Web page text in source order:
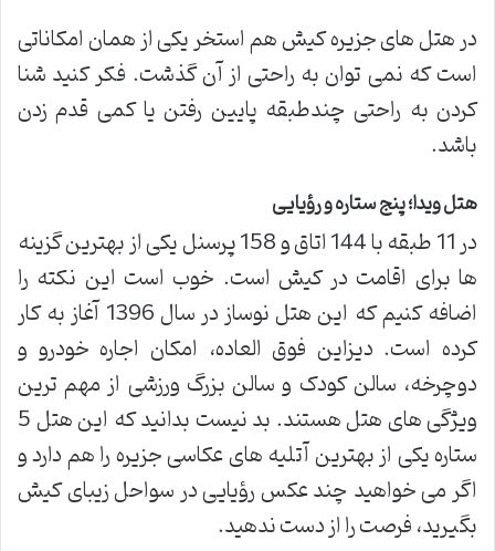
در هتل های جزیره کیش هم استخر یکی از همان امکاناتی
است که نمی توان به راحتی از آن گذشت. فکر کنید شنا
کردن به راحتی چندطبقه پایین رفتن یا کمی قدم زدن
باشد.
هتل ویدا؛ پنج ستاره و رؤیایی
در 11 طبقه با 144 اتاق و 158 پرسنل یکی از بهترین گزینه
ها برای اقامت در کیش است. خوب است این نکته را
اضافه کنیم که این هتل نوساز در سال 1396 آغاز به کار
کرده است. دیزاین فوق العاده، امکان اجاره خودرو و
دوچرخه، سالن کودک و سالن بزرگ ورزشی از مهم ترین
ویژگی های هتل هستند. بد نیست بدانید که این هتل 5
ستاره یکی از بهترین آتلیه های عکاسی جزیره را هم دارد و
اگر می خواهید چند عکس رؤیایی در سواحل زیبای کیش
بگیرید، فرصت را از دست ندهید.